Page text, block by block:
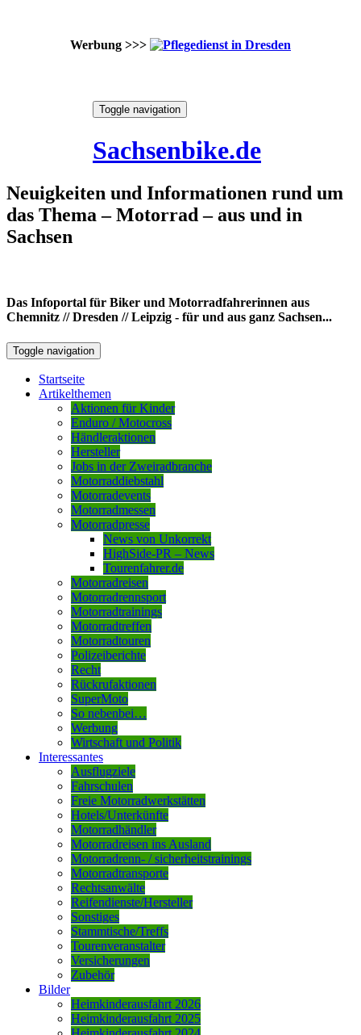
Werbung >>>
Toggle navigation
Sachsenbike.de
Neuigkeiten und Informationen rund um
das Thema – Motorrad – aus und in
Sachsen
Das Infoportal für Biker und Motorradfahrerinnen aus
Chemnitz // Dresden // Leipzig - für und aus ganz Sachsen...
Toggle navigation
Startseite
Artikelthemen
Aktionen für Kinder
Enduro / Motocross
Händleraktionen
Hersteller
Jobs in der Zweiradbranche
Motorraddiebstahl
Motorradevents
Motorradmessen
Motorradpresse
News von Unkorrekt
HighSide-PR – News
Tourenfahrer.de
Motorradreisen
Motorradrennsport
Motorradtrainings
Motorradtreffen
Motorradtouren
Polizeiberichte
Recht
Rückrufaktionen
SuperMoto
So nebenbei…
Werbung
Wirtschaft und Politik
Interessantes
Ausflugziele
Fahrschulen
Freie Motorradwerkstätten
Hotels/Unterkünfte
Motorradhändler
Motorradreisen ins Ausland
Motorradrenn- / sicherheitstrainings
Motorradtransporte
Rechtsanwälte
Reifendienste/Hersteller
Sonstiges
Stammtische/Treffs
Tourenveranstalter
Versicherungen
Zubehör
Bilder
Heimkinderausfahrt 2026
Heimkinderausfahrt 2025